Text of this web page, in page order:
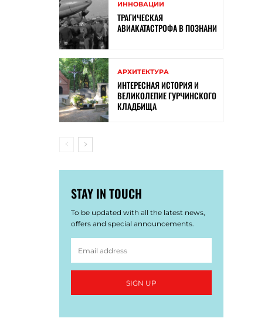
ИННОВАЦИИ
ТРАГИЧЕСКАЯ
АВИАКАТАСТРОФА В ПОЗНАНИ
АРХИТЕКТУРА
ИНТЕРЕСНАЯ ИСТОРИЯ И
ВЕЛИКОЛЕПИЕ ГУРЧИНСКОГО
КЛАДБИЩА
STAY IN TOUCH
To be updated with all the latest news,
offers and special announcements.
SIGN UP